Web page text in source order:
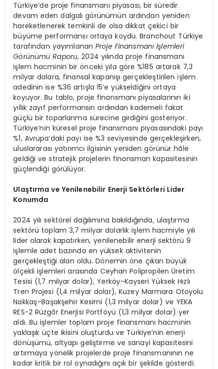
Türkiye’de proje finansmanı piyasası, bir süredir
devam eden dalgalı görünümün ardından yeniden
hareketlenerek temkinli de olsa dikkat çekici bir
büyüme performansı ortaya koydu. Branchout Türkiye
tarafından yayımlananProje Finansmanı İşlemleri
Görünümü Raporu, 2024 yılında proje finansmanı
işlem hacminin bir önceki yıla göre %185 artarak 7,3
milyar dolara, finansal kapanışı gerçekleştirilen işlem
adedinin ise %36 artışla 15’e yükseldiğini ortaya
koyuyor. Bu tablo, proje finansmanı piyasalarının iki
yıllık zayıf performansın ardından kademeli fakat
güçlü bir toparlanma sürecine girdiğini gösteriyor.
Türkiye’nin küresel proje finansmanı piyasasındaki payı
%1, Avrupa’daki payı ise %3 seviyesinde gerçekleşirken,
uluslararası yatırımcı ilgisinin yeniden görünür hâle
geldiği ve stratejik projelerin finansman kapasitesinin
güçlendiği görülüyor.
Ulaştırma ve Yenilenebilir Enerji Sektörleri Lider
Konumda
2024 yılı sektörel dağılımına bakıldığında, ulaştırma
sektörü toplam 3,7 milyar dolarlık işlem hacmiyle yılı
lider olarak kapatırken, yenilenebilir enerji sektörü 9
işlemle adet bazında en yüksek aktivitenin
gerçekleştiği alan oldu. Dönemin öne çıkan büyük
ölçekli işlemleri arasında Ceyhan Polipropilen Üretim
Tesisi (1,7 milyar dolar), Yerköy–Kayseri Yüksek Hızlı
Tren Projesi (1,4 milyar dolar), Kuzey Marmara Otoyolu
Nakkaş–Başakşehir Kesimi (1,3 milyar dolar) ve YEKA
RES-2 Rüzgâr Enerjisi Portföyü (1,3 milyar dolar) yer
aldı. Bu işlemler toplam proje finansmanı hacminin
yaklaşık üçte ikisini oluşturdu ve Türkiye’nin enerji
dönüşümü, altyapı geliştirme ve sanayi kapasitesini
artırmaya yönelik projelerde proje finansmanının ne
kadar kritik bir rol oynadığını açık bir şekilde gösterdi.